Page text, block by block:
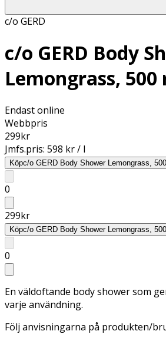
c/o GERD
c/o GERD Body
Lemongrass, 500
Endast online
Webbpris
299kr
Jmfs.pris: 598 kr / l
Köpc/o GERD Body Shower Lemongrass,
0
299kr
Köpc/o GERD Body Shower Lemongrass,
0
En väldoftande body shower som
varje användning.
Följ anvisningarna på produkten/